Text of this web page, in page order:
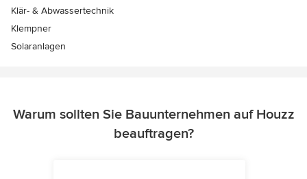
Klär- & Abwassertechnik
Klempner
Solaranlagen
Warum sollten Sie Bauunternehmen auf Houzz
beauftragen?